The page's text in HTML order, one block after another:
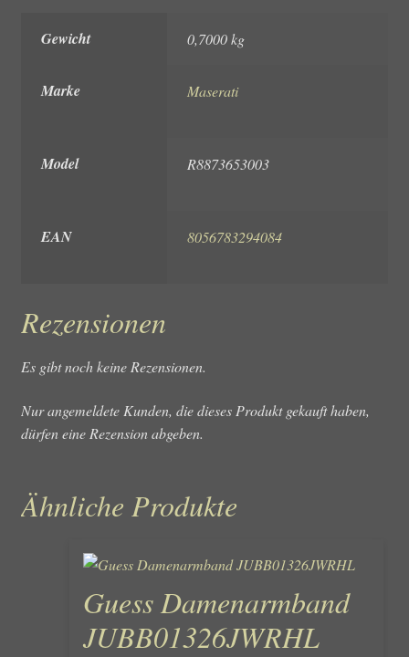
Gewicht 0,7000 kg
Marke Maserati
Model R8873653003
EAN 8056783294084
Rezensionen
Es gibt noch keine Rezensionen.
Nur angemeldete Kunden, die dieses Produkt gekauft haben,
dürfen eine Rezension abgeben.
Ähnliche Produkte
Guess Damenarmband
JUBB01326JWRHL